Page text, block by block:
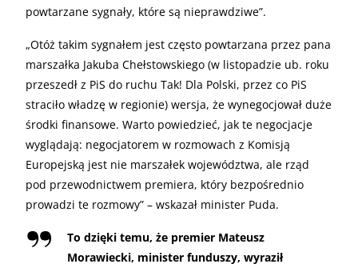
powtarzane sygnały, które są nieprawdziwe”.
„Otóż takim sygnałem jest często powtarzana przez pana
marszałka Jakuba Chełstowskiego (w listopadzie ub. roku
przeszedł z PiS do ruchu Tak! Dla Polski, przez co PiS
straciło władzę w regionie) wersja, że wynegocjował duże
środki finansowe. Warto powiedzieć, jak te negocjacje
wyglądają: negocjatorem w rozmowach z Komisją
Europejską jest nie marszałek województwa, ale rząd
pod przewodnictwem premiera, który bezpośrednio
prowadzi te rozmowy” – wskazał minister Puda.
To dzięki temu, że premier Mateusz
Morawiecki, minister funduszy, wyraził